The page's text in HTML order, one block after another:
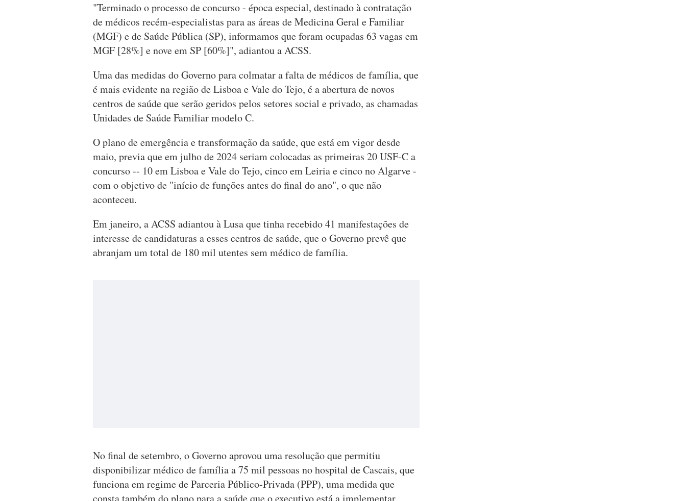
"Terminado o processo de concurso - época especial, destinado à contratação
de médicos recém-especialistas para as áreas de Medicina Geral e Familiar
(MGF) e de Saúde Pública (SP), informamos que foram ocupadas 63 vagas em
MGF [28%] e nove em SP [60%]", adiantou a ACSS.
Uma das medidas do Governo para colmatar a falta de médicos de família, que
é mais evidente na região de Lisboa e Vale do Tejo, é a abertura de novos
centros de saúde que serão geridos pelos setores social e privado, as chamadas
Unidades de Saúde Familiar modelo C.
O plano de emergência e transformação da saúde, que está em vigor desde
maio, previa que em julho de 2024 seriam colocadas as primeiras 20 USF-C a
concurso -- 10 em Lisboa e Vale do Tejo, cinco em Leiria e cinco no Algarve -
com o objetivo de "início de funções antes do final do ano", o que não
aconteceu.
Em janeiro, a ACSS adiantou à Lusa que tinha recebido 41 manifestações de
interesse de candidaturas a esses centros de saúde, que o Governo prevê que
abranjam um total de 180 mil utentes sem médico de família.
No final de setembro, o Governo aprovou uma resolução que permitiu
disponibilizar médico de família a 75 mil pessoas no hospital de Cascais, que
funciona em regime de Parceria Público-Privada (PPP), uma medida que